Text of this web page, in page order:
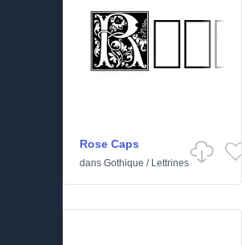
Rose Caps
dans Gothique / Lettrines